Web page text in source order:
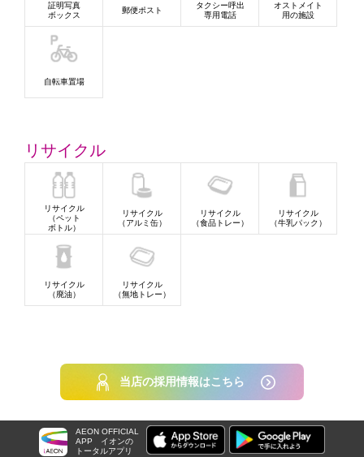
証明写真
ボックス
郵便ポスト
タクシー呼出
専用電話
オストメイト
用の施設
自転車置場
リサイクル
リサイクル
（ペット
ボトル）
リサイクル
（アルミ缶）
リサイクル
（食品トレー）
リサイクル
（牛乳パック）
リサイクル
（廃油）
リサイクル
（無地トレー）
当店の採用情報はこちら
AEON OFFICIAL
APP
イオンの
トータルアプリ